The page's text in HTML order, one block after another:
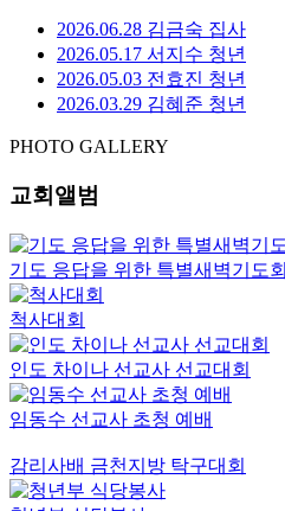
2026.06.28 김금숙 집사
2026.05.17 서지수 청년
2026.05.03 전효진 청년
2026.03.29 김혜준 청년
PHOTO GALLERY
교회앨범
기도 응답을 위한 특별새벽기도회
척사대회
인도 차이나 선교사 선교대회
임동수 선교사 초청 예배